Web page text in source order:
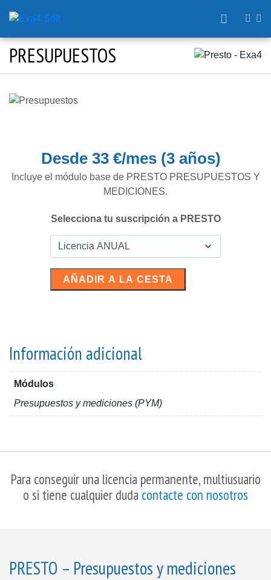
PRESUPUESTOS
Desde 33 €/mes (3 años)
Incluye el módulo base de PRESTO PRESUPUESTOS Y
MEDICIONES.
Selecciona tu suscripción a PRESTO
PRESUPUESTOS
cantidad
AÑADIR A LA CESTA
Información adicional
Módulos
Presupuestos y mediciones (PYM)
Para conseguir una licencia permanente, multiusuario
o si tiene cualquier duda contacte con nosotros
PRESTO – Presupuestos y mediciones